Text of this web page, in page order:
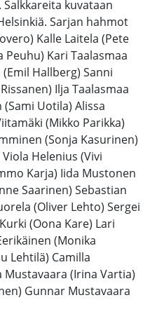
kuvataan
Sarjan hahmot
Kalle Laitela (Pete
Peuhu) Kari Taalasmaa
Hallberg) Sanni
Ilja Taalasmaa
Uotila) Alissa
(Mikko Parikka)
(Sonja Kasurinen)
Helenius (Vivi
Karja) Iida Mustonen
Saarinen) Sebastian
(Oliver Lehto) Sergei
(Oona Kare) Lari
(Monika
Lehtilä) Camilla
(Irina Vartia)
Gunnar Mustavaara